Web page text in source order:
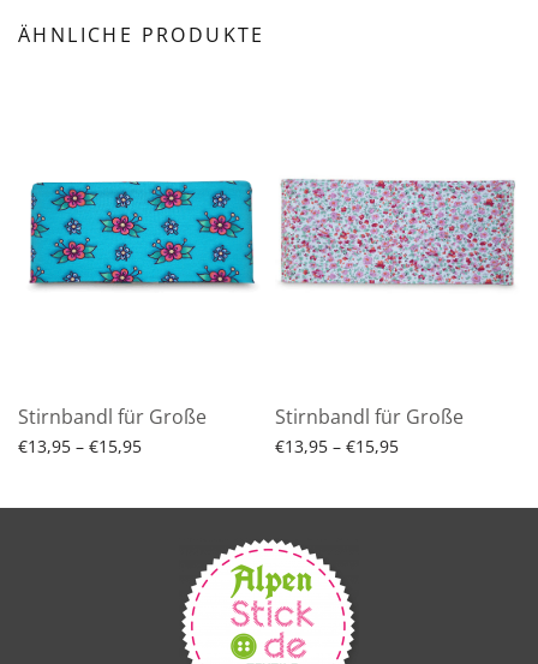
ÄHNLICHE PRODUKTE
Stirnbandl für Große
€13,95 – €15,95Preisspanne:
Stirnbandl für Große
€13,95 – €15,95Preisspanne: